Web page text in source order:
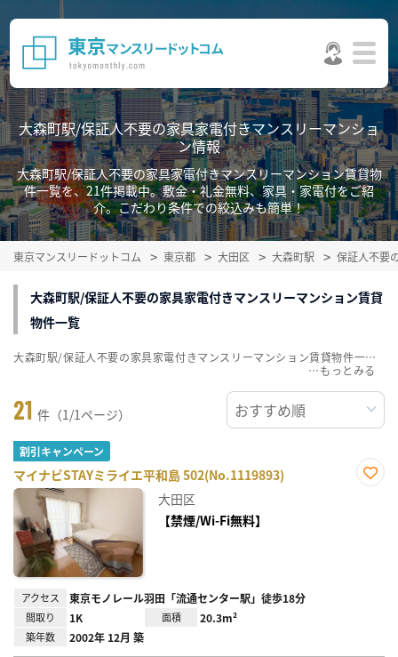
大森町駅/保証人不要の家具家電付きマンスリーマンショ
ン情報
大森町駅/保証人不要の家具家電付きマンスリーマンション賃貸物
件一覧を、21件掲載中。敷金・礼金無料、家具・家電付をご紹
介。こだわり条件での絞込みも簡単！
東京マンスリードットコム 東京都 大田区 大森町駅 保証人不要
大森町駅/保証人不要の家具家電付きマンスリーマンション賃貸
物件一覧
21 件（1/1ページ）
割引キャンペーン
マイナビSTAYミライエ平和島 502(No.1119893)
大田区
【禁煙/Wi-Fi無料】
アクセス 東京モノレール羽田「流通センター駅」徒歩18分
間取り 1K 面積 20.3m²
築年数 2002年 12月 築
大森町駅/保証人不要の家具家電付きマンスリーマンション賃貸物件一覧を、21件掲載中。敷金・礼金無料、家具・家電付をご紹介。こだわり条件での絞込みも簡単！
…